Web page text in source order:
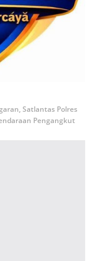
Satlantas Polres
Pengangkut